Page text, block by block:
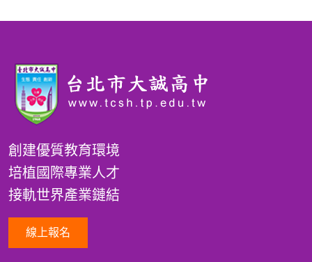
創建優質教育環境
培植國際專業人才
接軌世界產業鏈結
線上報名